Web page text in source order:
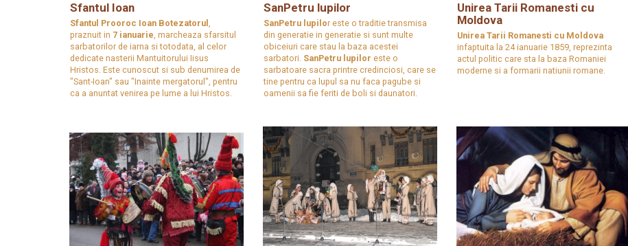
Sfantul Ioan
Sfantul Prooroc Ioan Botezatorul
praznuit in 7 ianuarie , marcheaza sfarsitul
sarbatorilor de iarna si totodata, al celor
dedicate nasterii Mantuitorului Iisus
Hristos. Este cunoscut si sub denumirea de
"Sant-Ioan" sau "Inainte mergatorul", pentru
ca a anuntat venirea pe lume a lui Hristos.
SanPetru lupilor
SanPetru lupilor este o traditie transmisa
din generatie in generatie si sunt multe
obiceiuri care stau la baza acestei
sarbatori. SanPetru lupilor este o
sarbatoare sacra printre credinciosi, care se
tine pentru ca lupul sa nu faca pagube si
oamenii sa fie feriti de boli si daunatori.
Unirea Tarii Romanesti cu
Moldova
Unirea Tarii Romanesti cu Moldova
infaptuita la 24 ianuarie 1859, reprezinta
actul politic care sta la baza Romaniei
moderne si a formarii natiunii romane.